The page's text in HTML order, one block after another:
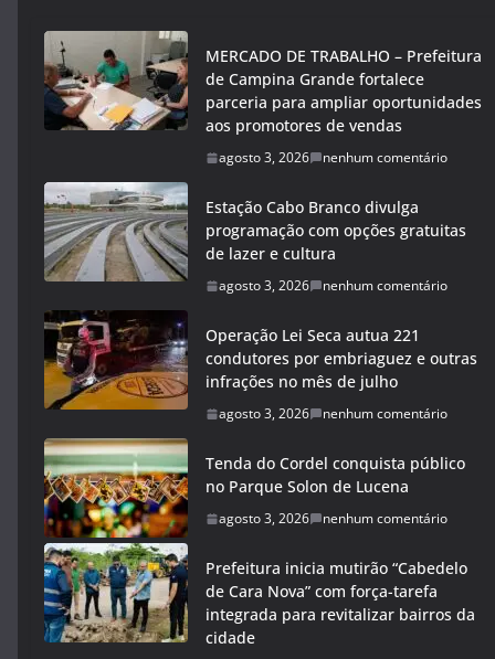
MERCADO DE TRABALHO – Prefeitura
de Campina Grande fortalece
parceria para ampliar oportunidades
aos promotores de vendas
agosto 3, 2026 nenhum comentário
Estação Cabo Branco divulga
programação com opções gratuitas
de lazer e cultura
agosto 3, 2026 nenhum comentário
Operação Lei Seca autua 221
condutores por embriaguez e outras
infrações no mês de julho
agosto 3, 2026 nenhum comentário
Tenda do Cordel conquista público
no Parque Solon de Lucena
agosto 3, 2026 nenhum comentário
Prefeitura inicia mutirão “Cabedelo
de Cara Nova” com força-tarefa
integrada para revitalizar bairros da
cidade